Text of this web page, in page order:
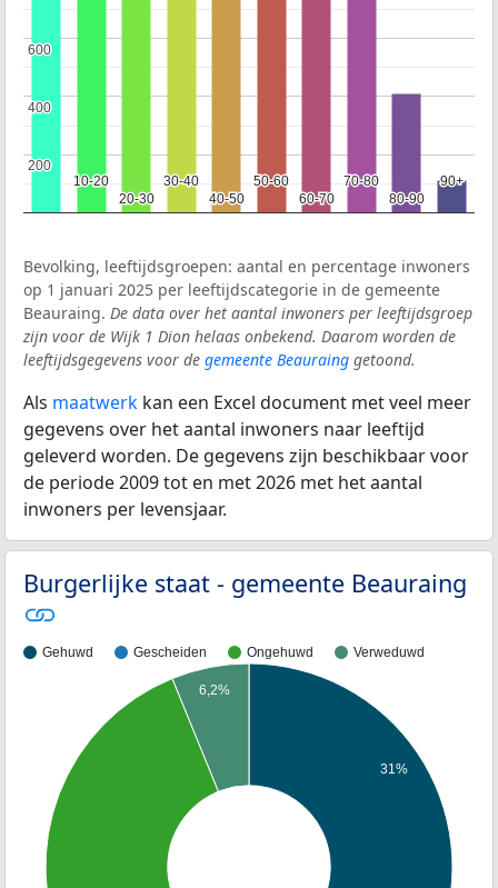
10-20
10-20
20-30
20-30
30-40
30-40
40-50
40-50
50-60
50-60
60-70
60-70
70-80
70-80
80-90
80-90
90+
90+
200
200
400
400
600
600
Bevolking, leeftijdsgroepen: aantal en percentage inwoners
op 1 januari 2025 per leeftijdscategorie in de gemeente
Beauraing. De data over het aantal inwoners per leeftijdsgroep
zijn voor de Wijk 1 Dion helaas onbekend. Daarom worden de
leeftijdsgegevens voor de gemeente Beauraing getoond.
Als maatwerk kan een Excel document met veel meer
gegevens over het aantal inwoners naar leeftijd
geleverd worden. De gegevens zijn beschikbaar voor
de periode 2009 tot en met 2026 met het aantal
inwoners per levensjaar.
Burgerlijke staat - gemeente Beauraing
Gehuwd Gescheiden Ongehuwd Verweduwd
31%
6,2%